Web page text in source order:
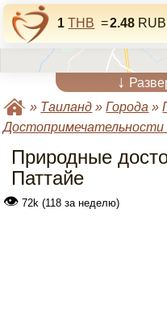
1 THB =2.48 RUB
↓
» Таиланд »Города »
Природные
Паттайе
👁 72k (118 за неделю)